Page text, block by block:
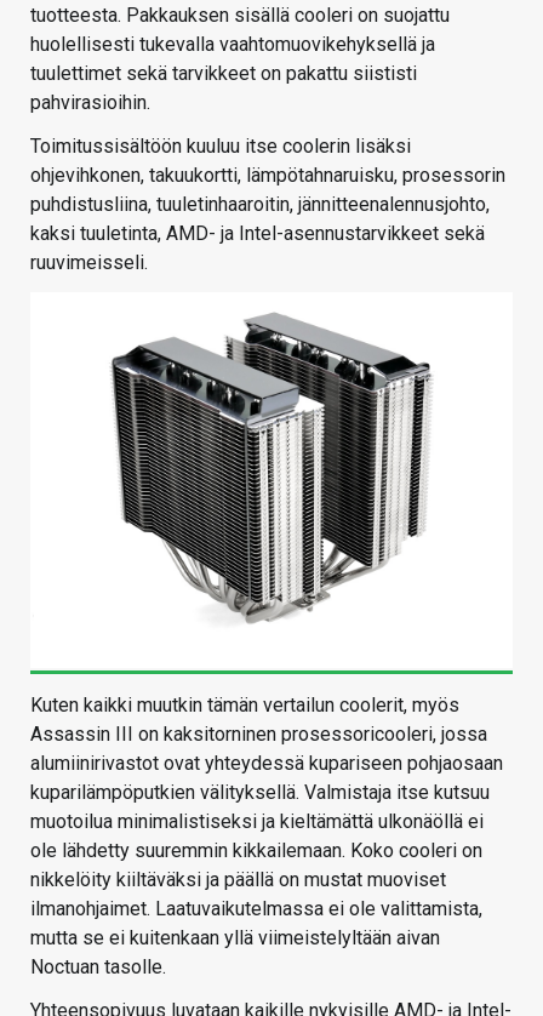
tuotteesta. Pakkauksen sisällä cooleri on suojattu
huolellisesti tukevalla vaahtomuovikehyksellä ja
tuulettimet sekä tarvikkeet on pakattu siististi
pahvirasioihin.
Toimitussisältöön kuuluu itse coolerin lisäksi
ohjevihkonen, takuukortti, lämpötahnaruisku, prosessorin
puhdistusliina, tuuletinhaaroitin, jännitteenalennusjohto,
kaksi tuuletinta, AMD- ja Intel-asennustarvikkeet sekä
ruuvimeisseli.
Kuten kaikki muutkin tämän vertailun coolerit, myös
Assassin III on kaksitorninen prosessoricooleri, jossa
alumiinirivastot ovat yhteydessä kupariseen pohjaosaan
kuparilämpöputkien välityksellä. Valmistaja itse kutsuu
muotoilua minimalistiseksi ja kieltämättä ulkonäöllä ei
ole lähdetty suuremmin kikkailemaan. Koko cooleri on
nikkelöity kiiltäväksi ja päällä on mustat muoviset
ilmanohjaimet. Laatuvaikutelmassa ei ole valittamista,
mutta se ei kuitenkaan yllä viimeistelyltään aivan
Noctuan tasolle.
Yhteensopivuus luvataan kaikille nykyisille AMD- ja Intel-